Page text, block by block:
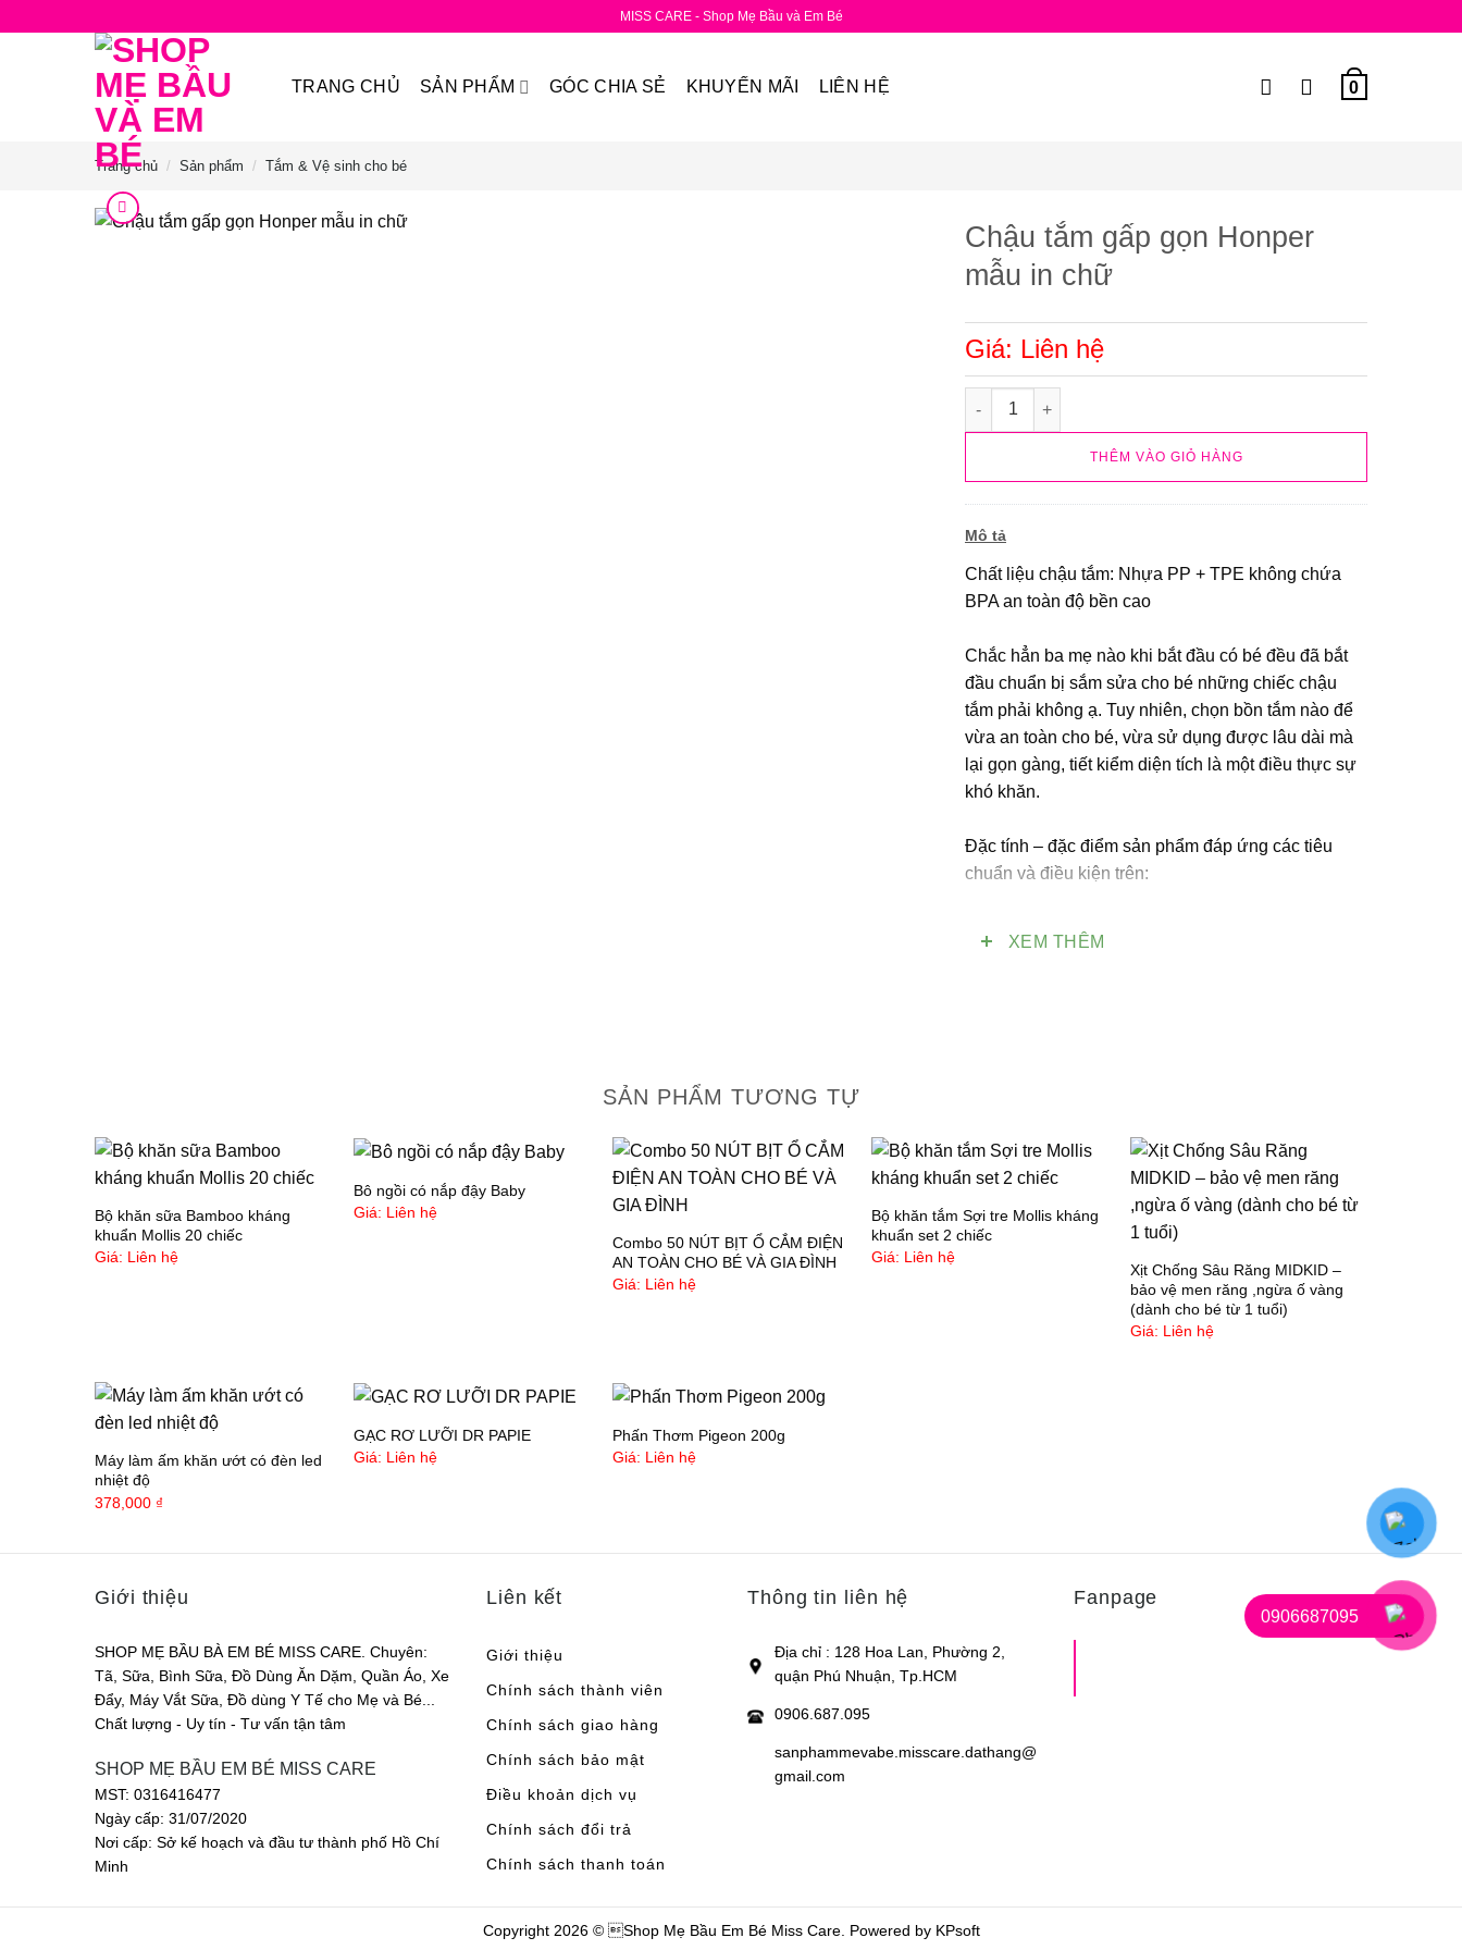
MISS CARE - Shop Mẹ Bầu và Em Bé
TRANG CHỦ SẢN PHẨM GÓC CHIA SẺ KHUYẾN MÃI LIÊN HỆ 0
Trang chủ / Sản phẩm / Tắm & Vệ sinh cho bé
Chậu tắm gấp gọn Honper
mẫu in chữ
Giá: Liên hệ
Chậu tắm gấp gọn Honper mẫu in chữ số lượng
THÊM VÀO GIỎ HÀNG
Mô tả
Chất liệu chậu tắm: Nhựa PP + TPE không chứa
BPA an toàn độ bền cao
Chắc hẳn ba mẹ nào khi bắt đầu có bé đều đã bắt
đầu chuẩn bị sắm sửa cho bé những chiếc chậu
tắm phải không ạ. Tuy nhiên, chọn bồn tắm nào để
vừa an toàn cho bé, vừa sử dụng được lâu dài mà
lại gọn gàng, tiết kiểm diện tích là một điều thực sự
khó khăn.
Đặc tính – đặc điểm sản phẩm đáp ứng các tiêu
chuẩn và điều kiện trên:
– Độ cao vừa phải an toàn chống ngộp nước
dưới chậu tắm, giúp thoát nước được dễ dàng và
đảm bảo khô ráo vệ sinh sau khi bé sử dụng. Đặc
biệt nút làm bằng nhựa TPR không bị mủn sau thời
gian dài sử dụng
– Thành chậu tắm cao 5 cm để bé có thể vịn đứng
có thể gây tổn hại da của bé.
– Sản phẩm có kích thước vừa phải tạo sự thoải
mái cho bé và thuận tiện cho mẹ khi tắm cho con.
XEM THÊM
SẢN PHẨM TƯƠNG TỰ
Bộ khăn sữa Bamboo kháng
khuẩn Mollis 20 chiếc
Giá: Liên hệ
Bô ngồi có nắp đậy Baby
Giá: Liên hệ
Combo 50 NÚT BỊT Ổ CẮM ĐIỆN
AN TOÀN CHO BÉ VÀ GIA ĐÌNH
Giá: Liên hệ
Bộ khăn tắm Sợi tre Mollis kháng
khuẩn set 2 chiếc
Giá: Liên hệ
Xịt Chống Sâu Răng MIDKID –
bảo vệ men răng ,ngừa ố vàng
(dành cho bé từ 1 tuổi)
Giá: Liên hệ
Máy làm ấm khăn ướt có đèn led
nhiệt độ
378,000 ₫
GẠC RƠ LƯỠI DR PAPIE
Giá: Liên hệ
Phấn Thơm Pigeon 200g
Giá: Liên hệ
Giới thiệu
SHOP MẸ BẦU BÀ EM BÉ MISS CARE. Chuyên:
Tã, Sữa, Bình Sữa, Đồ Dùng Ăn Dặm, Quần Áo, Xe
Đẩy, Máy Vắt Sữa, Đồ dùng Y Tế cho Mẹ và Bé...
Chất lượng - Uy tín - Tư vấn tận tâm
SHOP MẸ BẦU EM BÉ MISS CARE
MST: 0316416477
Ngày cấp: 31/07/2020
Nơi cấp: Sở kế hoạch và đầu tư thành phố Hồ Chí
Minh
Liên kết
Giới thiệu
Chính sách thành viên
Chính sách giao hàng
Chính sách bảo mật
Điều khoản dịch vụ
Chính sách đổi trả
Chính sách thanh toán
Thông tin liên hệ
Địa chỉ : 128 Hoa Lan, Phường 2,
quận Phú Nhuận, Tp.HCM
0906.687.095
sanphammevabe.misscare.dathang@
gmail.com
Fanpage
Copyright 2026 © Shop Mẹ Bầu Em Bé Miss Care. Powered by KPsoft
0906687095